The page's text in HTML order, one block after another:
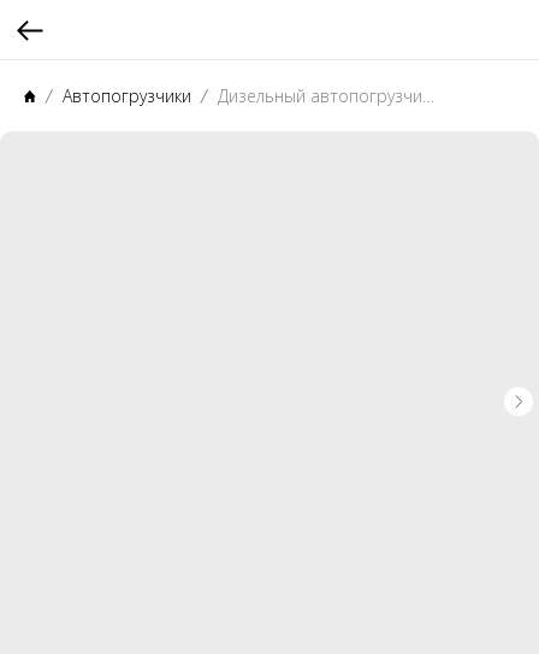
Автопогрузчики Дизельный автопогрузчик CHL CPCD25